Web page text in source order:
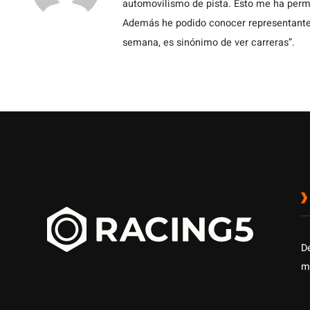
automovilismo de pista. Esto me ha
Además he podido conocer
semana, es sinónimo de ver carreras”.